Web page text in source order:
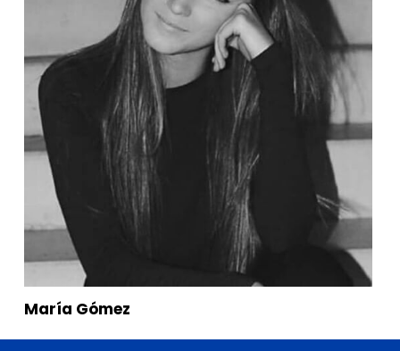
María Gómez